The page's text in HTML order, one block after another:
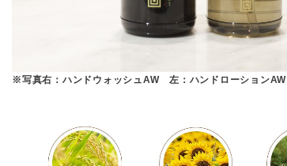
※写真右：ハンドウォッシュAW 左：ハンドローションAW